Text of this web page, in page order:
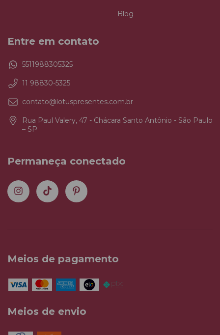
Blog
Entre em contato
5511988305325
11 98830-5325
contato@lotuspresentes.com.br
Rua Paul Valery, 47 - Chácara Santo Antônio - São Paulo
– SP
Permaneça conectado
Meios de pagamento
Meios de envio